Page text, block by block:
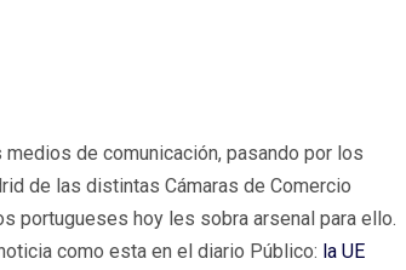
de comunicación, pasando por los
de las distintas Cámaras de Comercio
portugueses hoy les sobra arsenal para ello.
como esta en el diario Público: la UE